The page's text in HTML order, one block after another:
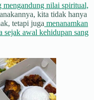
mengandung nilai spiritual,
kita tidak hanya
tetapi juga menanamkan
sejak awal kehidupan sang